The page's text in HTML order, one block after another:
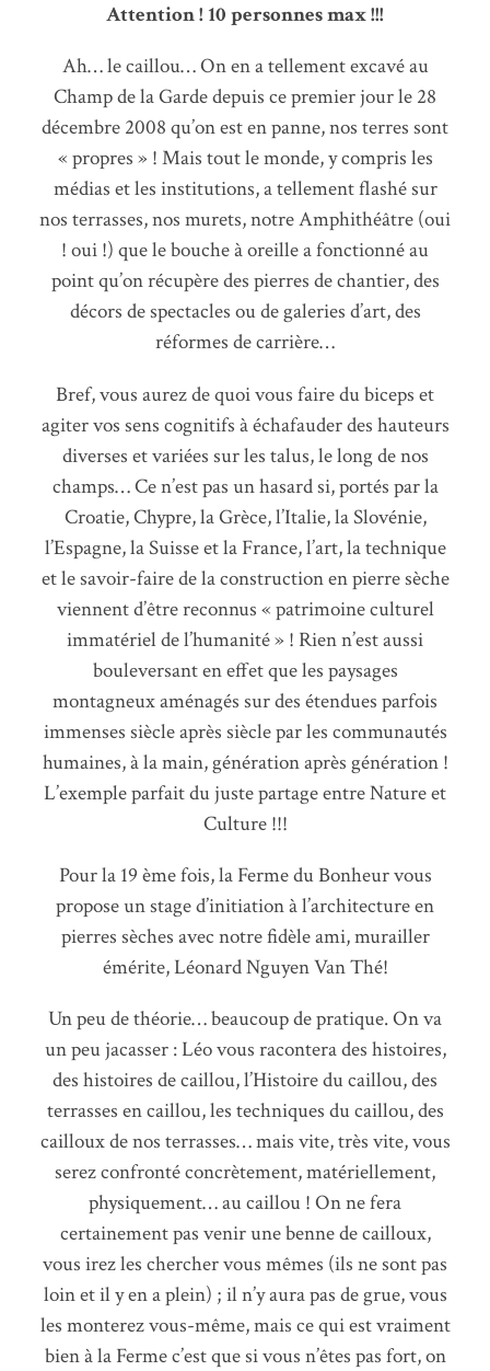
Attention ! 10 personnes max !!!
Ah… le caillou… On en a tellement excavé au
Champ de la Garde depuis ce premier jour le 28
décembre 2008 qu’on est en panne, nos terres sont
« propres » ! Mais tout le monde, y compris les
médias et les institutions, a tellement flashé sur
nos terrasses, nos murets, notre Amphithéâtre (oui
! oui !) que le bouche à oreille a fonctionné au
point qu’on récupère des pierres de chantier, des
décors de spectacles ou de galeries d’art, des
réformes de carrière…
Bref, vous aurez de quoi vous faire du biceps et
agiter vos sens cognitifs à échafauder des hauteurs
diverses et variées sur les talus, le long de nos
champs… Ce n’est pas un hasard si, portés par la
Croatie, Chypre, la Grèce, l’Italie, la Slovénie,
l’Espagne, la Suisse et la France, l’art, la technique
et le savoir-faire de la construction en pierre sèche
viennent d’être reconnus « patrimoine culturel
immatériel de l’humanité » ! Rien n’est aussi
bouleversant en effet que les paysages
montagneux aménagés sur des étendues parfois
immenses siècle après siècle par les communautés
humaines, à la main, génération après génération !
L’exemple parfait du juste partage entre Nature et
Culture !!!
Pour la 19 ème fois, la Ferme du Bonheur vous
propose un stage d’initiation à l’architecture en
pierres sèches avec notre fidèle ami, murailler
émérite, Léonard Nguyen Van Thé!
Un peu de théorie… beaucoup de pratique. On va
un peu jacasser : Léo vous racontera des histoires,
des histoires de caillou, l’Histoire du caillou, des
terrasses en caillou, les techniques du caillou, des
cailloux de nos terrasses… mais vite, très vite, vous
serez confronté concrètement, matériellement,
physiquement… au caillou ! On ne fera
certainement pas venir une benne de cailloux,
vous irez les chercher vous mêmes (ils ne sont pas
loin et il y en a plein) ; il n’y aura pas de grue, vous
les monterez vous-même, mais ce qui est vraiment
bien à la Ferme c’est que si vous n’êtes pas fort, on